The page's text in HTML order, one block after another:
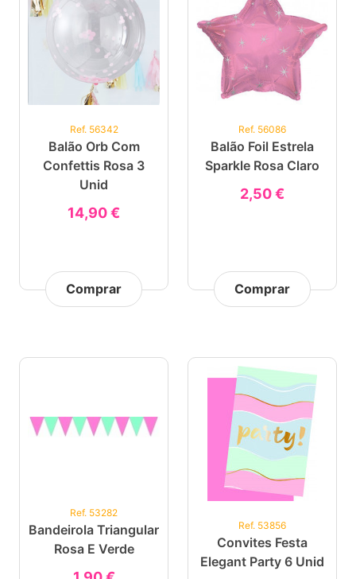
Ref. 56342
Balão Orb Com
Confettis Rosa 3
Unid
14,90 €
Comprar
Ref. 56086
Balão Foil Estrela
Sparkle Rosa Claro
2,50 €
Comprar
Ref. 53282
Bandeirola Triangular
Rosa E Verde
Ref. 53856
Convites Festa
Elegant Party 6 Unid